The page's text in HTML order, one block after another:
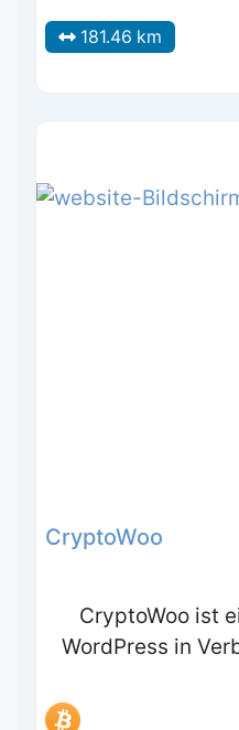
181.46 km
CryptoWoo
CryptoWoo ist
WordPress in